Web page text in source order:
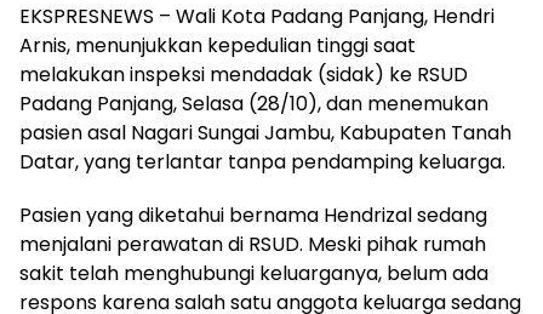
EKSPRESNEWS – Wali Kota Padang Panjang, Hendri
Arnis, menunjukkan kepedulian tinggi saat
melakukan inspeksi mendadak (sidak) ke RSUD
Padang Panjang, Selasa (28/10), dan menemukan
pasien asal Nagari Sungai Jambu, Kabupaten Tanah
Datar, yang terlantar tanpa pendamping keluarga.
Pasien yang diketahui bernama Hendrizal sedang
menjalani perawatan di RSUD. Meski pihak rumah
sakit telah menghubungi keluarganya, belum ada
respons karena salah satu anggota keluarga sedang